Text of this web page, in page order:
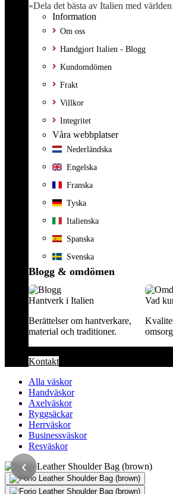
«Dela det bästa av Italien med
Information
Om oss
Handgjort Italien - Blogg
Kundomdömen
Frakt
Villkor
Integritet
Våra webbplatser
Nederländska
Engelska
Franska
Tyska
Italienska
Spanska
Svenska
Blogg & omdömen
Hantverk i Italien
Berättelser om hantverkare,
material och traditioner.
Vad
Kontakt
Alla väskor
Handväskor
Axelväskor
Ryggsäckar
Herrväskor
Businessväskor
Resväskor
‹